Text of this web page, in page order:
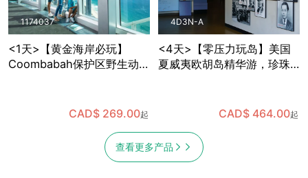
1174037
<1天>【黄金海岸必玩】
Coombabah保护区野生动物
含保护区与国家公园门票 (布
CAD$ 269.00起
4D3N-A
<4天>【零压力玩岛】美国
夏威夷欧胡岛精华游，珍珠
CAD$ 464.00起
查看更多产品